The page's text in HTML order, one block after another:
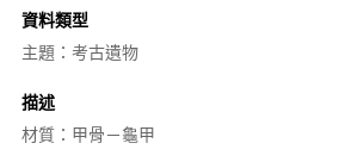
資料類型
主題：考古遺物
描述
材質：甲骨－龜甲